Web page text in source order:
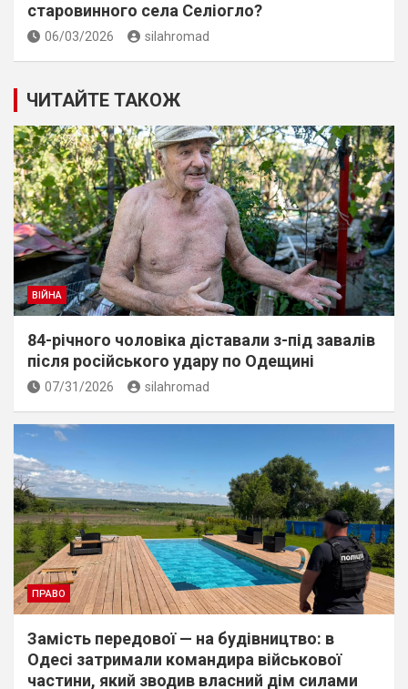
старовинного села Селіогло?
06/03/2026 silahromad
ЧИТАЙТЕ ТАКОЖ
ВІЙНА
84-річного чоловіка діставали з-під завалів
пiсля росiйського удару по Одещині
07/31/2026 silahromad
ПРАВО
Замість передової — на будівництво: в
Одесі затримали командира військової
частини, який зводив власний дім силами